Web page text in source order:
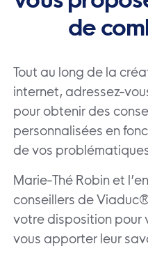
de
Tout au long de la
internet, adressez-
pour obtenir des
personnalisées en
de vos
Marie-Thé Robin et
conseillers de
votre disposition pour
vous apporter leur